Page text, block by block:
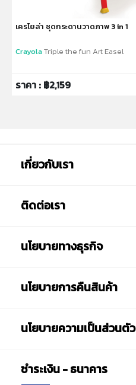
เครโยล่า ชุดกระดานวาดภาพ 3 in 1
CrayolaTriple the fun Art Easel
ราคา : ฿2,159
เกี่ยวกับเรา
ติดต่อเรา
นโยบายทางธุรกิจ
นโยบายการคืนสินค้า
นโยบายความเป็นส่วนตัว
ชำระเงิน - ธนาคาร